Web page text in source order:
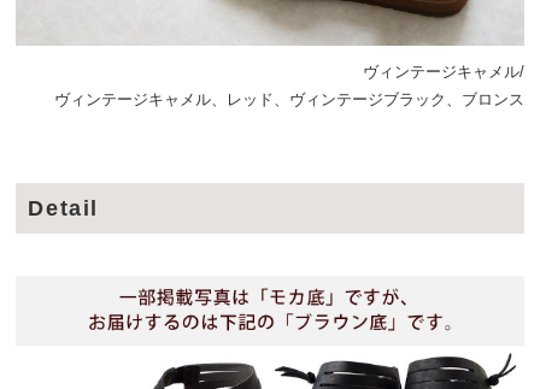
ヴィンテージキャメル/
ヴィンテージキャメル、レッド、ヴィンテージブラック、ブロンス
Detail